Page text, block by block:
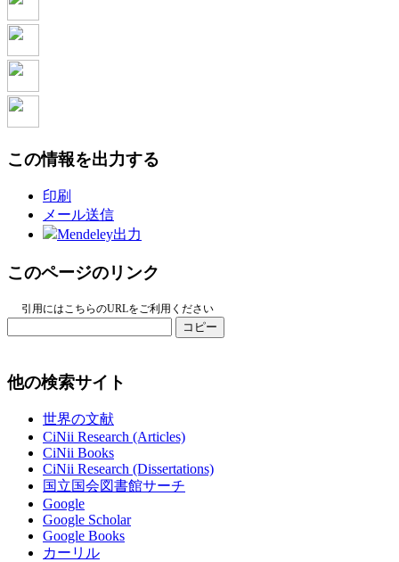
この情報を出力する
印刷
メール送信
Mendeley出力
このページのリンク
引用にはこちらのURLをご利用ください
コピー
他の検索サイト
世界の文献
CiNii Research (Articles)
CiNii Books
CiNii Research (Dissertations)
国立国会図書館サーチ
Google
Google Scholar
Google Books
カーリル